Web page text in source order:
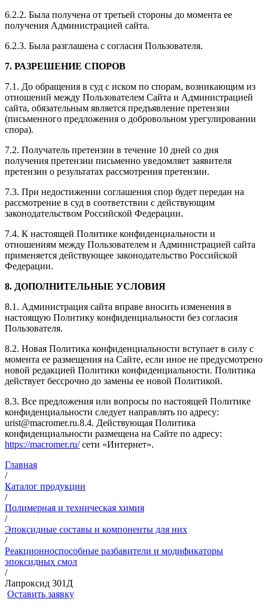
6.2.2. Была получена от третьей стороны до момента ее
получения Администрацией сайта.
6.2.3. Была разглашена с согласия Пользователя.
7. РАЗРЕШЕНИЕ СПОРОВ
7.1. До обращения в суд с иском по спорам, возникающим из
отношений между Пользователем Сайта и Администрацией
сайта, обязательным является предъявление претензии
(письменного предложения о добровольном урегулировании
спора).
7.2. Получатель претензии в течение 10 дней со дня
получения претензии письменно уведомляет заявителя
претензии о результатах рассмотрения претензии.
7.3. При недостижении соглашения спор будет передан на
рассмотрение в суд в соответствии с действующим
законодательством Российской Федерации.
7.4. К настоящей Политике конфиденциальности и
отношениям между Пользователем и Администрацией сайта
применяется действующее законодательство Российской
Федерации.
8. ДОПОЛНИТЕЛЬНЫЕ УСЛОВИЯ
8.1. Администрация сайта вправе вносить изменения в
настоящую Политику конфиденциальности без согласия
Пользователя.
8.2. Новая Политика конфиденциальности вступает в силу с
момента ее размещения на Сайте, если иное не предусмотрено
новой редакцией Политики конфиденциальности. Политика
действует бессрочно до замены ее новой Политикой.
8.3. Все предложения или вопросы по настоящей Политике
конфиденциальности следует направлять по адресу:
urist@macromer.ru.8.4. Действующая Политика
конфиденциальности размещена на Сайте по адресу:
https://macromer.ru/сети «Интернет».
Главная
/
Каталог продукции
/
Полимерная и техническая химия
/
Эпоксидные составы и компоненты для них
/
Реакционноспособные разбавители и модификаторы
эпоксидных смол
/
Лапроксид 301Д
Оставить заявку